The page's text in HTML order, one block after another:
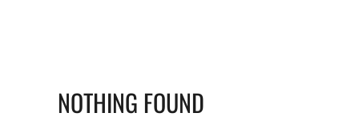
NOTHING FOUND